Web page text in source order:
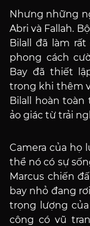
Nhưng những
Abri và Fallah.
Bilall đã làm
phong cách
Bay đã thiết
trong khi thêm
Bilall hoàn
ảo giác từ trải
Camera của họ
thể nó có sự
Marcus chiến
bay nhỏ đang
trọng lượng
công có vũ